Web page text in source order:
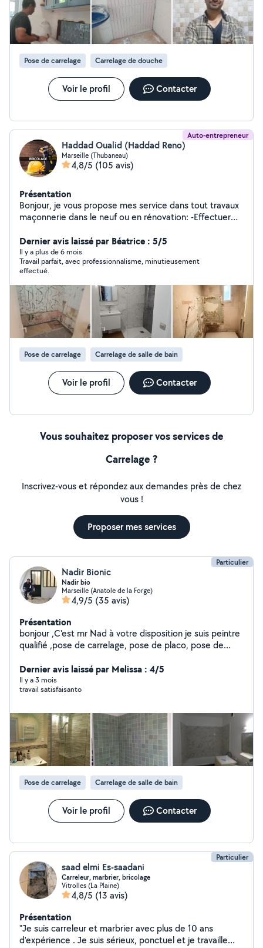
Pose de carrelage Carrelage de douche
Voir le profil Contacter
Auto-entrepreneur
Haddad Oualid (Haddad Reno)
Marseille (Thubaneau)
4,8/5 (105 avis)
Présentation
Bonjour, je vous propose mes service dans tout travaux
maçonnerie dans le neuf ou en rénovation: -Effectuer
les ouvrages existants - Appliquer des enduits - Poncer
murs et plafonds - Réaliser différents coffrages bois et
ferraillages -revêtement de sol -Réaliser des ouvertures
dans une maçonnerie tel que les portes, les blocs de
fenêtres -Poser des parpaings , des briques et pierres
-..... je peux également vous aider sur la petite
plomberie et électricité
Dernier avis laissé par Béatrice : 5/5
Il y a plus de 6 mois
Travail parfait, avec professionnalisme, minutieusement
effectué.
Pose de carrelage Carrelage de salle de bain
Voir le profil Contacter
Vous souhaitez proposer vos services de
Carrelage ?
Inscrivez-vous et répondez aux demandes près de chez
vous !
Proposer mes services
Particulier
Nadir Bionic
Nadir bio
Marseille (Anatole de la Forge)
4,9/5 (35 avis)
Présentation
bonjour ,C'est mr Nad à votre disposition je suis peintre
qualifié ,pose de carrelage, pose de placo, pose de
me contacter.
Dernier avis laissé par Melissa : 4/5
Il y a 3 mois
travail satisfaisanto
Pose de carrelage Carrelage de salle de bain
Voir le profil Contacter
Particulier
saad elmi Es-saadani
Carreleur, marbrier, bricolage
Vitrolles (La Plaine)
4,8/5 (13 avis)
Présentation
"Je suis carreleur et marbrier avec plus de 10 ans
d'expérience . Je suis sérieux, ponctuel et je travaille